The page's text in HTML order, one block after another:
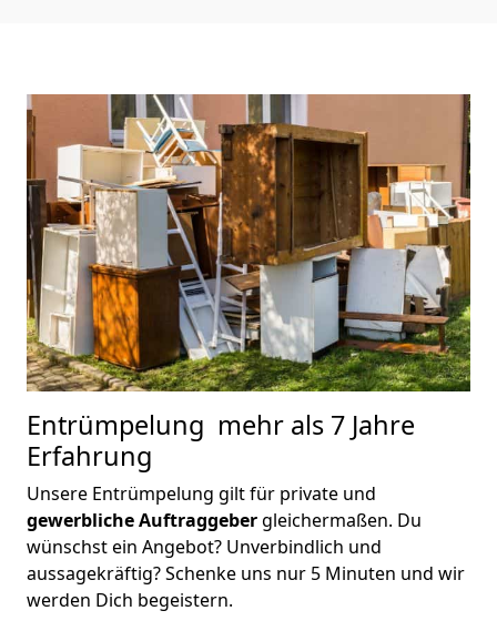
Entrümpelung mehr als 7 Jahre
Erfahrung
Unsere Entrümpelung gilt für private und
gewerbliche Auftraggebergleichermaßen. Du
wünschst ein Angebot? Unverbindlich und
aussagekräftig? Schenke uns nur 5 Minuten und wir
werden Dich begeistern.